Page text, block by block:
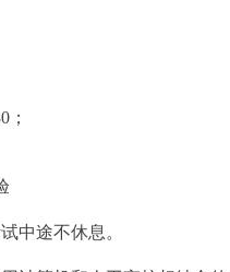
；
中途不休息。